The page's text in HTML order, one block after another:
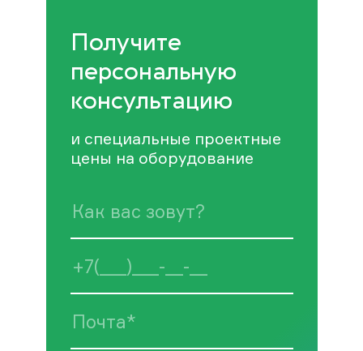
Получите
персональную
консультацию
и специальные проектные
цены на оборудование